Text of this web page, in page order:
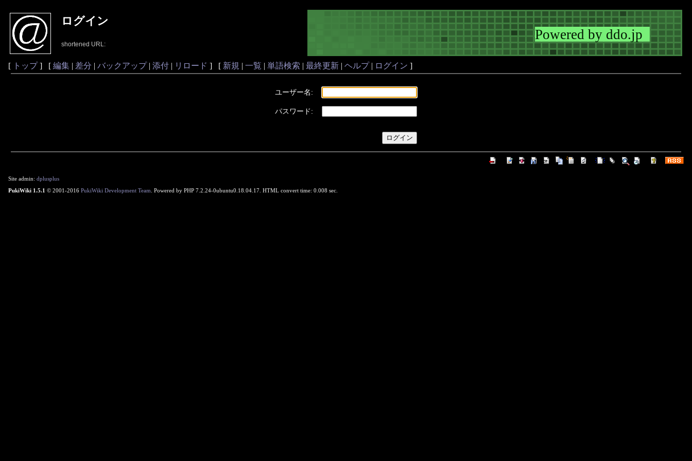
ログイン
shortened URL:
[ トップ] [ 編集 | 差分 | バックアップ| 添付 | リロード ] [ 新規 | 一覧 | 単語検索 | 最終更新 | ヘルプ| ログイン ]
ユーザー名:
パスワード:
Site admin: dplusplus
PukiWiki 1.5.1 © 2001-2016 PukiWiki Development Team . Powered by PHP 7.2.24-0ubuntu0.18.04.17. HTML convert time: 0.008 sec.